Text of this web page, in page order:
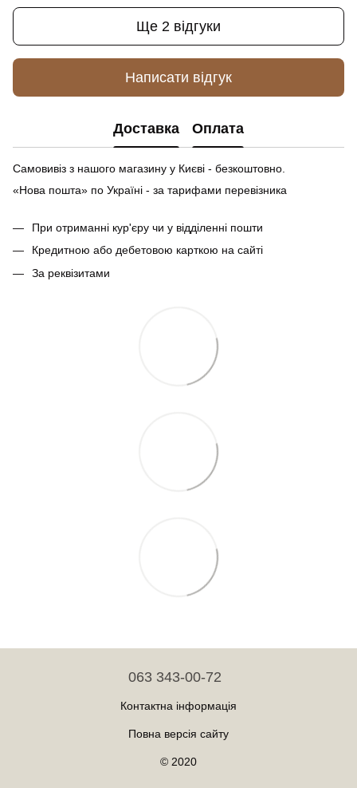
Ще 2 відгуки
Написати відгук
Доставка Оплата
Самовивіз з нашого магазину у Києві - безкоштовно.
«Нова пошта» по Україні - за тарифами перевізника
При отриманні кур'єру чи у відділенні пошти
Кредитною або дебетовою карткою на сайті
За реквізитами
063 343-00-72
Контактна інформація
Повна версія сайту
© 2020